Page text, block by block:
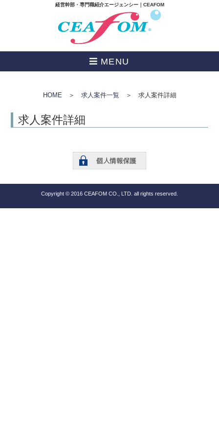
経営幹部・専門職紹介エージェンシー｜CEAFOM
MENU
HOME ＞ 求人案件一覧 ＞ 求人案件詳細
求人案件詳細
Copyright © 2016 CEAFOM CO., LTD. all rights reserved.